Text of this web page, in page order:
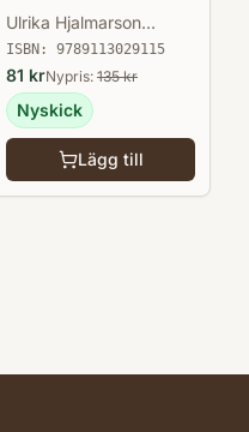
Ulrika Hjalmarson
Neideman
ISBN: 9789113029115
81 krNypris: 135kr
Nyskick
Lägg till